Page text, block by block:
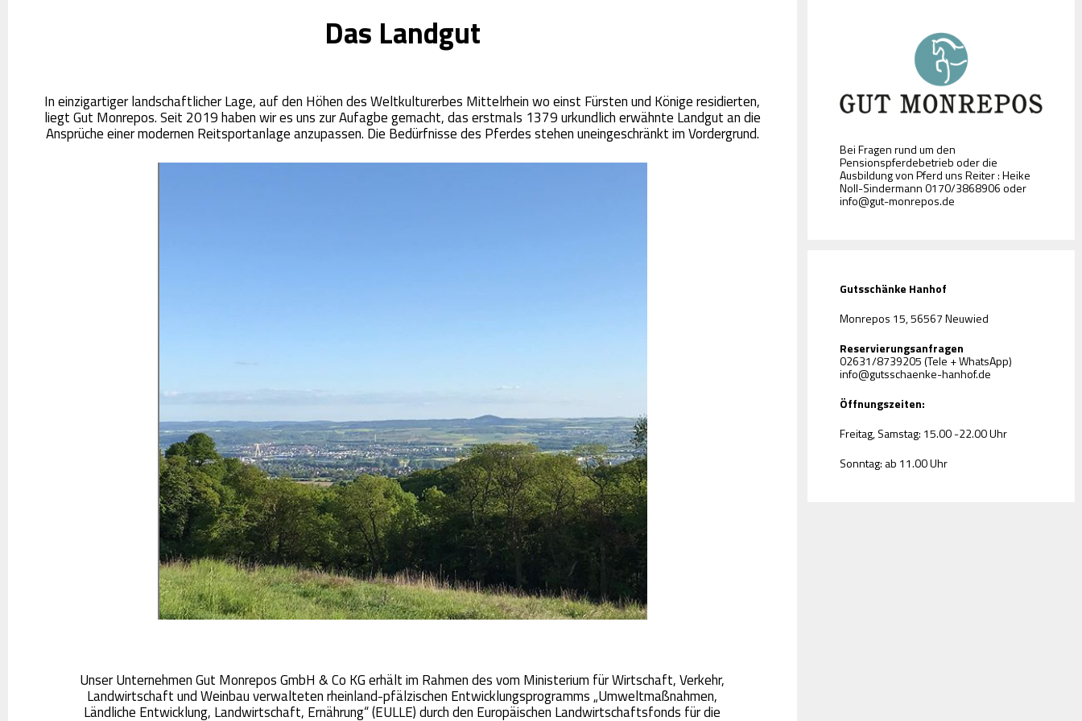
Das Landgut
In einzigartiger landschaftlicher Lage, auf den Höhen des Weltkulturerbes Mittelrhein wo einst Fürsten und Könige residierten,
liegt Gut Monrepos. Seit 2019 haben wir es uns zur Aufagbe gemacht, das erstmals 1379 urkundlich erwähnte Landgut an die
Ansprüche einer modernen Reitsportanlage anzupassen. Die Bedürfnisse des Pferdes stehen uneingeschränkt im Vordergrund.
Unser Unternehmen Gut Monrepos GmbH & Co KG erhält im Rahmen des vom Ministerium für Wirtschaft, Verkehr,
Landwirtschaft und Weinbau verwalteten rheinland-pfälzischen Entwicklungsprogramms „Umweltmaßnahmen,
Ländliche Entwicklung, Landwirtschaft, Ernährung“ (EULLE) durch den Europäischen Landwirtschaftsfonds für die
Bei Fragen rund um den
Pensionspferdebetrieb oder die
Ausbildung von Pferd uns Reiter : Heike
Noll-Sindermann 0170/3868906 oder
info@gut-monrepos.de
Gutsschänke Hanhof
Monrepos 15, 56567 Neuwied
Reservierungsanfragen
02631/8739205 (Tele + WhatsApp)
info@gutsschaenke-hanhof.de
Öffnungszeiten:
Freitag, Samstag: 15.00 -22.00 Uhr
Sonntag: ab 11.00 Uhr